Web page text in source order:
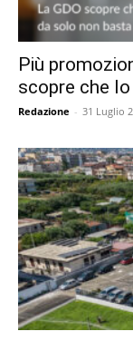
Più
scopre che
Redazione - 31 Luglio